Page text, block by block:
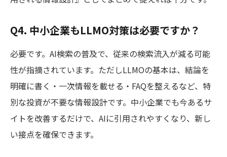
Q4. 中小企業もLLMO対策は必要ですか？
必要です。AI検索の普及で、従来の検索流入が減る可能
性が指摘されています。ただしLLMOの基本は、結論を
明確に書く・一次情報を載せる・FAQを整えるなど、特
別な投資が不要な情報設計です。中小企業でも今あるサ
イトを改善するだけで、AIに引用されやすくなり、新し
い接点を確保できます。